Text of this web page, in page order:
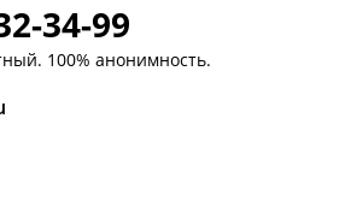
34-99
100% анонимность.